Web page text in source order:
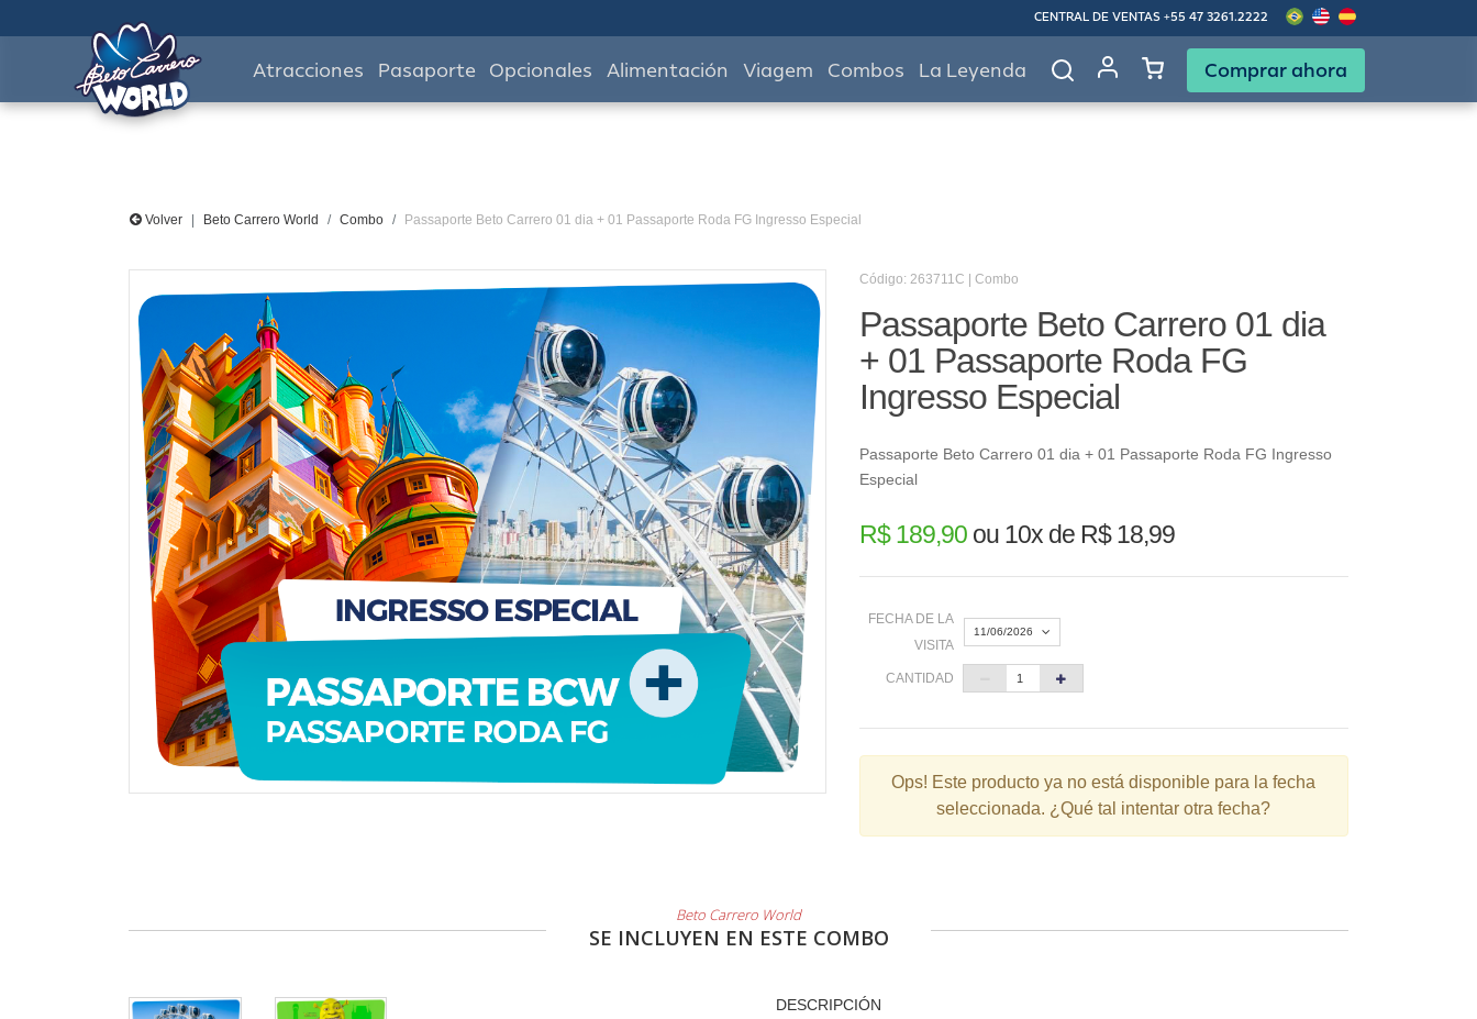
CENTRAL DE VENTAS +55 47 3261.2222
Atracciones Pasaporte Opcionales Alimentación Viagem Combos La Leyenda Comprar ahora
Volver Beto Carrero World Combo Passaporte Beto Carrero 01 dia + 01 Passaporte Roda FG Ingresso Especial
Código: 263711C | Combo
Passaporte Beto Carrero 01 dia
+ 01 Passaporte Roda FG
Ingresso Especial
Passaporte Beto Carrero 01 dia + 01 Passaporte Roda FG Ingresso
Especial
R$ 189,90ou 10x de R$ 18,99
FECHA DE LA
VISITA
11/06/2026
1
2 3 5 6 7 8
9 10 11 12 13 14 15
CANTIDAD
Ops! Este producto ya no está disponible para la fecha
seleccionada. ¿Qué tal intentar otra fecha?
Beto Carrero World
SE INCLUYEN EN ESTE COMBO
DESCRIPCIÓN